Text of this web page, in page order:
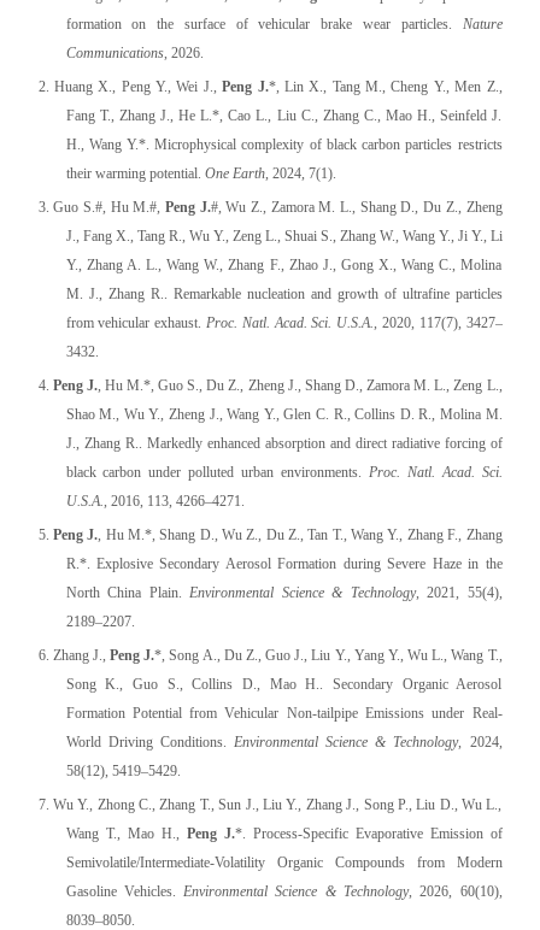
formation on the surface of vehicular brake wear particles.
Nature
Communications, 2026.
2. Huang X., Peng Y., Wei J.,Peng J.*, Lin X., Tang M., Cheng Y., Men Z.,
Fang T., Zhang J., He L.*, Cao L., Liu C., Zhang C., Mao H., Seinfeld J.
H., Wang Y.*. Microphysical complexity of black carbon particles restricts
their warming potential. One Earth, 2024, 7(1).
3. Guo S.#, Hu M.#, Peng J.#, Wu Z., Zamora M. L., Shang D., Du Z., Zheng
J., Fang X., Tang R., Wu Y., Zeng L., Shuai S., Zhang W., Wang Y., Ji Y., Li
Y., Zhang A. L., Wang W., Zhang F., Zhao J., Gong X., Wang C., Molina
M. J., Zhang R.. Remarkable nucleation and growth of ultrafine particles
from vehicular exhaust. Proc. Natl. Acad. Sci. U.S.A.
, 2020, 117(7), 3427–
3432.
4. Peng J., Hu M.*, Guo S., Du Z., Zheng J., Shang D., Zamora M. L., Zeng L.,
Shao M., Wu Y., Zheng J., Wang Y., Glen C. R., Collins D. R., Molina M.
J., Zhang R.. Markedly enhanced absorption and direct radiative forcing of
black carbon under polluted urban environments. Proc. Natl. Acad. Sci.
U.S.A.
, 2016, 113, 4266–4271.
5. Peng J. , Hu M.*, Shang D., Wu Z., Du Z., Tan T., Wang Y., Zhang F., Zhang
R.*. Explosive Secondary Aerosol Formation during Severe Haze in the
North China Plain. Environmental Science & Technology, 2021, 55(4),
2189–2207.
6. Zhang J., Peng J.*, Song A., Du Z., Guo J., Liu Y., Yang Y., Wu L., Wang T.,
Song K., Guo S., Collins D., Mao H.. Secondary Organic Aerosol
Formation Potential from Vehicular Non-tailpipe Emissions under Real-
World Driving Conditions. Environmental Science & Technology, 2024,
58(12), 5419–5429.
7. Wu Y., Zhong C., Zhang T., Sun J., Liu Y., Zhang J., Song P., Liu D., Wu L.,
Wang T., Mao H., Peng J.*. Process-Specific Evaporative Emission of
Semivolatile/Intermediate-Volatility Organic Compounds from Modern
Gasoline Vehicles. Environmental Science & Technology, 2026, 60(10),
8039–8050.